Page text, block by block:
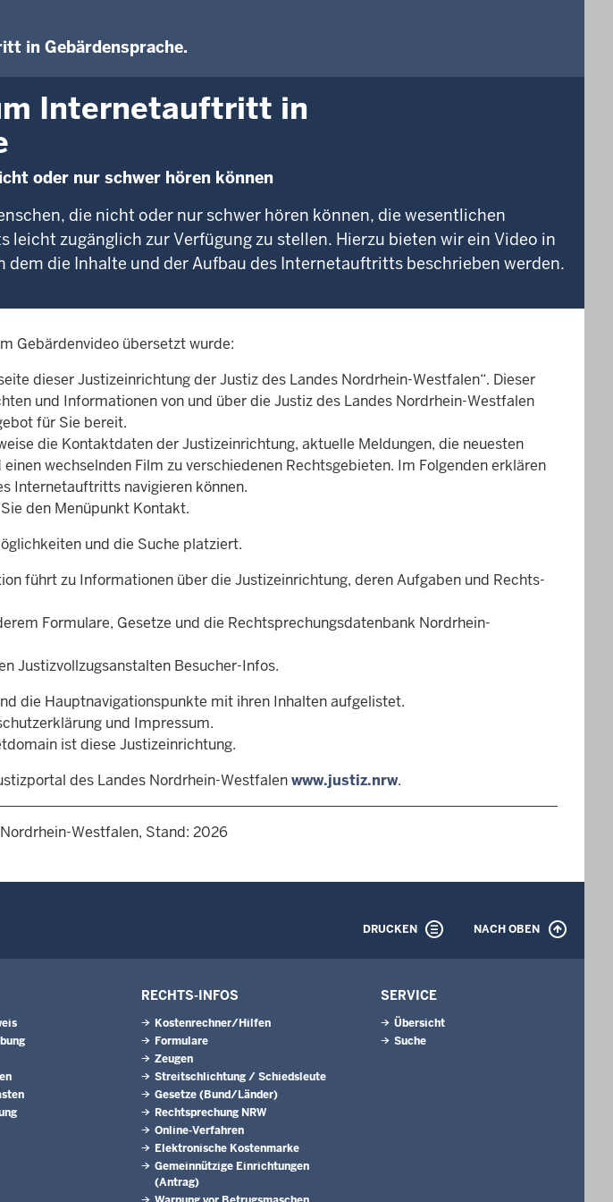
in Gebärdensprache.
Internetauftritt in
oder nur schwer hören können
die nicht oder nur schwer hören können, die wesentlichen
zugänglich zur Verfügung zu stellen. Hierzu bieten wir ein Video in
dem die Inhalte und der Aufbau des Internetauftritts beschrieben werden.
Gebärdenvideo übersetzt wurde:
dieser Justizeinrichtung der Justiz des Landes Nordrhein-Westfalen“. Dieser
und Informationen von und über die Justiz des Landes Nordrhein-Westfalen
für Sie bereit.
die Kontaktdaten der Justizeinrichtung, aktuelle Meldungen, die neuesten
wechselnden Film zu verschiedenen Rechtsgebieten. Im Folgenden erklären
Internetauftritts navigieren können.
den Menüpunkt Kontakt.
und die Suche platziert.
führt zu Informationen über die Justizeinrichtung, deren Aufgaben und Rechts-
Formulare, Gesetze und die Rechtsprechungsdatenbank Nordrhein-
Justizvollzugsanstalten Besucher-Infos.
die Hauptnavigationspunkte mit ihren Inhalten aufgelistet.
und Impressum.
ist diese Justizeinrichtung.
des Landes Nordrhein-Westfalenwww.justiz.nrw.
Westfalen, Stand: 2026
DRUCKEN NACH OBEN
RECHTS-INFOS
Kostenrechner/Hilfen
Formulare
Zeugen
Streitschlichtung / Schiedsleute
Gesetze (Bund/Länder)
Rechtsprechung NRW
Online-Verfahren
Elektronische Kostenmarke
Gemeinnützige Einrichtungen
(Antrag)
SERVICE
Übersicht
Suche